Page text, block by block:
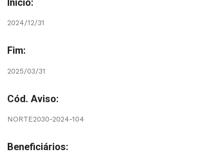
Início:
2024/12/31
Fim:
2025/03/31
Cód. Aviso:
NORTE2030-2024-104
Beneficiários: